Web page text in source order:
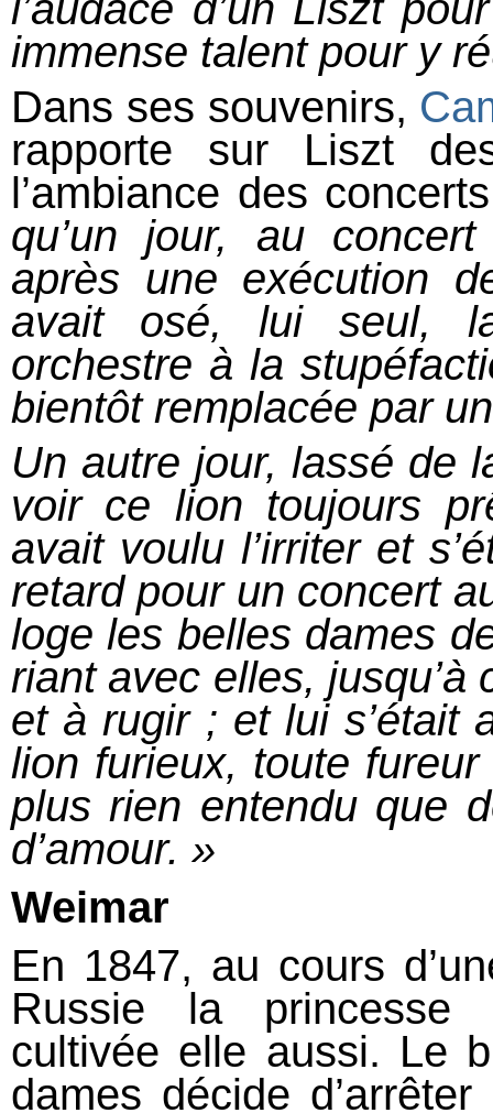
immense talent pour y
Dans ses souvenirs,
rapporte sur Liszt
l’ambiance des
qu’un jour, au
après une exécution
avait osé, lui seul,
orchestre à la
bientôt remplacée par
Un autre jour, lassé de
voir ce lion toujours
avait voulu l’irriter et
retard pour un concert
loge les belles dames
riant avec elles,
et à rugir ; et lui s’était
lion furieux, toute fureur
plus rien entendu que
d’amour. »
Weimar
En 1847, au cours
Russie la princesse
cultivée elle aussi. Le
dames décide